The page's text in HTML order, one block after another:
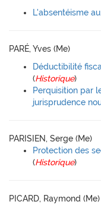
L'absentéisme
PARÉ, Yves (Me)
Déductibilité
(Historique)
Perquisition par
jurisprudence
PARISIEN, Serge (Me)
Protection des
(Historique)
PICARD, Raymond (Me)